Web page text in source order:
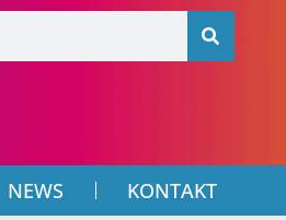
NEWS KONTAKT